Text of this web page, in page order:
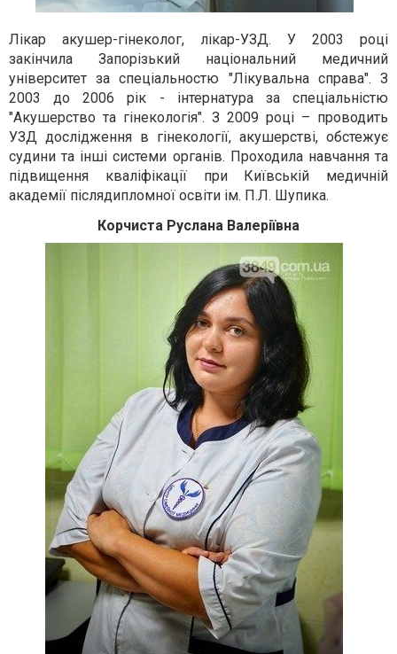
Лікар акушер-гінеколог, лікар-УЗД. У 2003 році
закінчила Запорізький національний медичний
університет за спеціальностю "Лікувальна справа". З
2003 до 2006 рік - інтернатура за спеціальністю
"Акушерство та гінекологія". З 2009 році – проводить
УЗД дослідження в гінекології, акушерстві, обстежує
судини та інші системи органів. Проходила навчання та
підвищення кваліфікації при Київській медичній
академії післядипломної освіти ім. П.Л. Шупика.
Корчиста Руслана Валеріївна